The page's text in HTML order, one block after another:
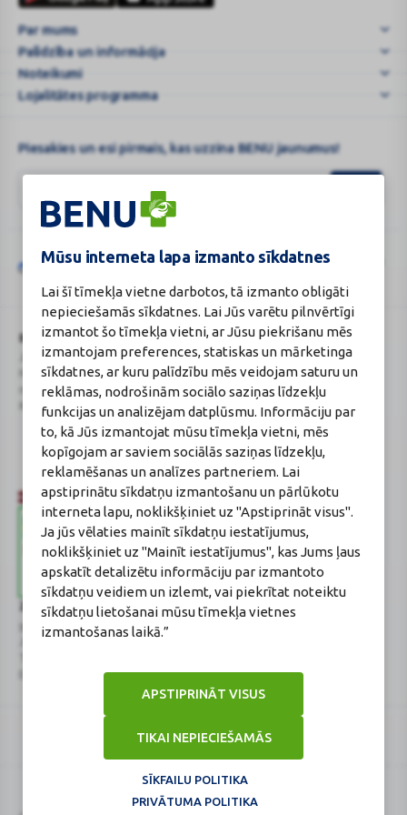
Mūsu interneta lapa izmanto sīkdatnes
Lai šī tīmekļa vietne darbotos, tā izmanto obligāti
nepieciešamās sīkdatnes. Lai Jūs varētu pilnvērtīgi
izmantot šo tīmekļa vietni, ar Jūsu piekrišanu mēs
izmantojam preferences, statiskas un mārketinga
sīkdatnes, ar kuru palīdzību mēs veidojam saturu un
reklāmas, nodrošinām sociālo saziņas līdzekļu
funkcijas un analizējam datplūsmu. Informāciju par
to, kā Jūs izmantojat mūsu tīmekļa vietni, mēs
kopīgojam ar saviem sociālās saziņas līdzekļu,
reklamēšanas un analīzes partneriem. Lai
apstiprinātu sīkdatņu izmantošanu un pārlūkotu
interneta lapu, noklikšķiniet uz "Apstiprināt visus".
Ja jūs vēlaties mainīt sīkdatņu iestatījumus,
noklikšķiniet uz "Mainīt iestatījumus", kas Jums ļaus
apskatīt detalizētu informāciju par izmantoto
sīkdatņu veidiem un izlemt, vai piekrītat noteiktu
sīkdatņu lietošanai mūsu tīmekļa vietnes
izmantošanas laikā.”
TIKAI NEPIECIEŠAMĀS
APSTIPRINĀT VISUS
SĪKFAILU POLITIKA
PRIVĀTUMA POLITIKA
olema
igas
koduapteegis
...
Par mums
Palīdzība un informācija
Noteikumi
Lojalitātes programma
Piesakies un esi pirmais, kas uzzina BENU jaunumus!
Google
reCAPTCHA
Šo vietni aizsargā „reCAPTCHA“, un uz to attiecas „Google“
BENU Aptieka Latvija, SIA
Juridiskā adrese / Faktiskā adrese:
Noliktavu iela 5, Dreiliņi, Stopiņu
novads, LV-2130
Reģistrācijas Nr.: 40003252167
Licence
Licences numurs: A00010
E-aptiekas kontakti
Aptiekas vadītāja:
Sertificēta farmaceite: Jeļena
Gončarova
Reģistrācijas Nr.: F-0834
Sertifikāta Nr.: 215.2025
Zāļu valsts aģentūra
www.zva.gov.lv
Jersikas iela 15, Rīga
E-pasts: info@zva.gov.lv
Veselības inspekcija
E-pasts: vi@vi.gov.lv